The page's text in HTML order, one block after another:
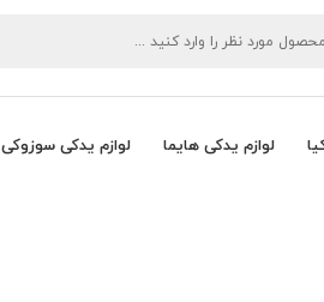
لوازم یدکی هایما لوازم یدکی سوزوکی